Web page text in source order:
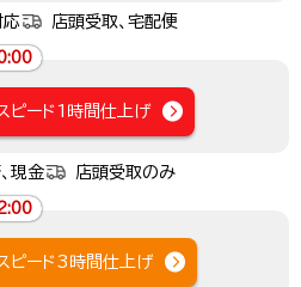
応 店頭受取、宅配便
ピード1時間仕上げ
現金 店頭受取のみ
ピード3時間仕上げ